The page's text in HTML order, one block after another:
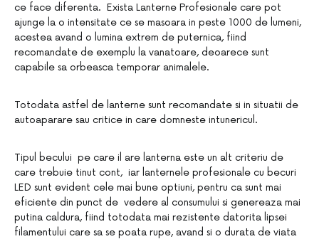
ce face diferenta. Exista Lanterne Profesionale care pot
ajunge la o intensitate ce se masoara in peste 1000 de lumeni,
acestea avand o lumina extrem de puternica, fiind
recomandate de exemplu la vanatoare, deoarece sunt
capabile sa orbeasca temporar animalele.
Totodata astfel de lanterne sunt recomandate si in situatii de
autoaparare sau critice in care domneste intunericul.
Tipul becului pe care il are lanterna este un alt criteriu de
care trebuie tinut cont, iar lanternele profesionale cu becuri
LED sunt evident cele mai bune optiuni, pentru ca sunt mai
eficiente din punct de vedere al consumului si genereaza mai
putina caldura, fiind totodata mai rezistente datorita lipsei
filamentului care sa se poata rupe, avand si o durata de viata